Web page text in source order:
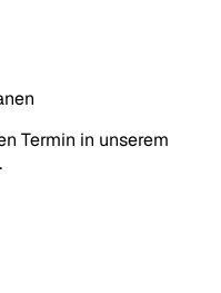
Termin in unserem